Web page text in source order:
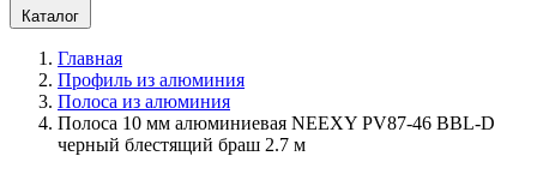
Каталог
Главная
Профиль из алюминия
Полоса из алюминия
Полоса 10 мм алюминиевая NEEXY PV87-46 BBL-D
черный блестящий браш 2.7 м